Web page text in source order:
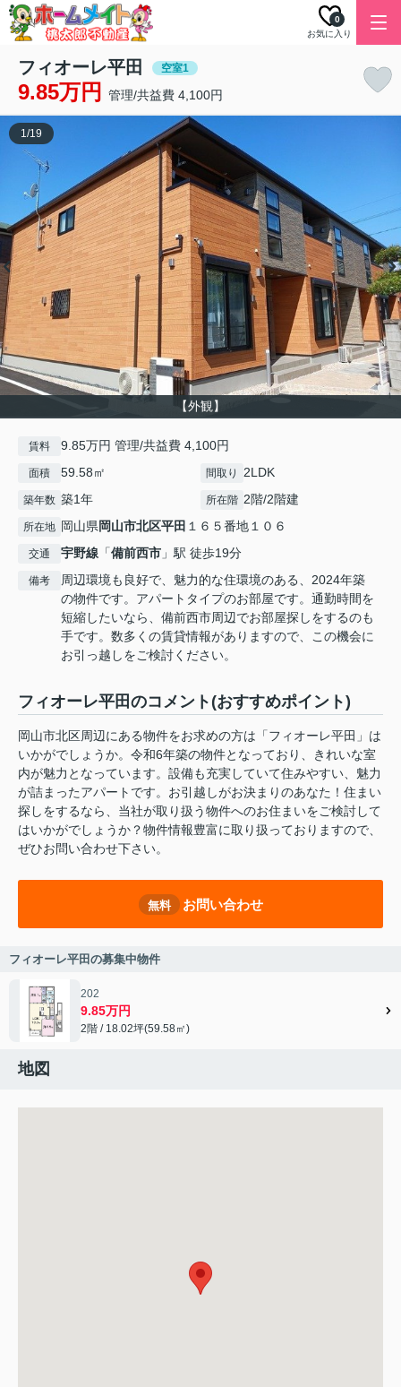
お気に入り
0
フィオーレ平田 空室1
9.85万円 管理/共益費 4,100円
【外観】
1/19
賃料 9.85万円 管理/共益費 4,100円
面積 59.58㎡ 間取り 2LDK
築年数 築1年 所在階 2階/2階建
所在地 岡山県岡山市北区平田 １６５番地１０６
交通 宇野線 「備前西市 」駅 徒歩19分
備考
周辺環境も良好で、魅力的な住環境のある、2024年築
の物件です。アパートタイプのお部屋です。通勤時間を
短縮したいなら、備前西市周辺でお部屋探しをするのも
手です。数多くの賃貸情報がありますので、この機会に
お引っ越しをご検討ください。
フィオーレ平田のコメント(おすすめポイント)
岡山市北区周辺にある物件をお求めの方は「フィオーレ平田」は
いかがでしょうか。令和6年築の物件となっており、きれいな室
内が魅力となっています。設備も充実していて住みやすい、魅力
が詰まったアパートです。お引越しがお決まりのあなた！住まい
探しをするなら、当社が取り扱う物件へのお住まいをご検討して
はいかがでしょうか？物件情報豊富に取り扱っておりますので、
ぜひお問い合わせ下さい。
無料 お問い合わせ
フィオーレ平田の募集中物件
202
9.85万円
2階 / 18.02坪(59.58㎡)
地図